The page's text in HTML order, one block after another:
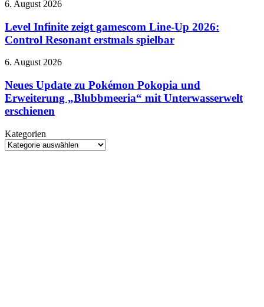
bei
Video
Level
zeigt
gamescom
Line-
2026:
Resonant
erstmals
spielbar
6. August 2026
Level Infinite zeigt gamescom Line-Up 2026:
Control Resonant erstmals spielbar
Neues
zu
Pokémon
Pokopia
und
„Blubbmeeria“
mit
6. August 2026
Neues Update zu Pokémon Pokopia und
Erweiterung „Blubbmeeria“ mit Unterwasserwelt
erschienen
Kategorien
Kategorien